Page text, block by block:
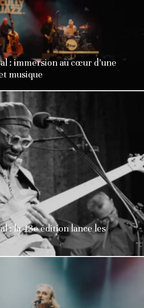
: immersion au cœur d’une
musique
: la 43e édition lance les